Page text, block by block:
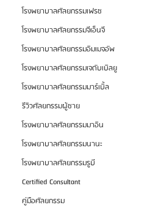
โรงพยาบาลศัลยกรรมเฟรช
โรงพยาบาลศัลยกรรมจีเอ็นจี
โรงพยาบาลศัลยกรรมอิมเมจอัพ
โรงพยาบาลศัลยกรรมเจดับเบิลยู
โรงพยาบาลศัลยกรรมมาร์เบิ้ล
รีวิวศัลยกรรมผู้ชาย
โรงพยาบาลศัลยกรรมมาอิน
โรงพยาบาลศัลยกรรมนานะ
โรงพยาบาลศัลยกรรมรูบี
Certified Consultant
คู่มือศัลยกรรม